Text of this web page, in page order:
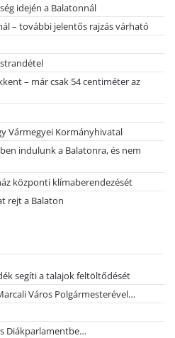
idején a Balatonnál
– további jelentős rajzás várható
– már csak 54 centiméter az
Vármegyei Kormányhivatal
indulunk a Balatonra, és nem
központi klímaberendezését
rejt a Balaton
segíti a talajok feltöltődését
Város Polgármesterével…
Diákparlamentbe…